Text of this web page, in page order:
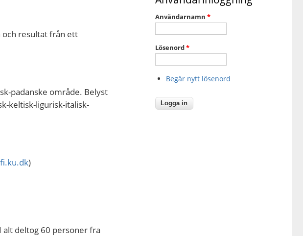
och resultat från ett
padanske område. Belyst
keltisk-ligurisk-italisk-
)
alt deltog 60 personer fra
Användarnamn *
Lösenord*
Begär nytt lösenord